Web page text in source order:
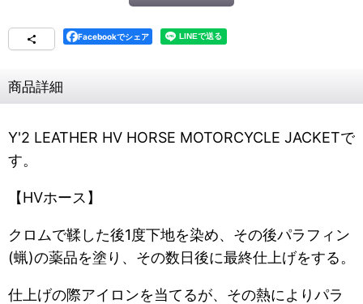
Facebookでシェア
商品詳細
Y'2 LEATHER HV HORSE MOTORCYCLE JACKETで
す。
【HVホース】
クロムで鞣した後1度下地を染め、その後パラフィン
(蝋)の薬品を塗り、その数日後に最終仕上げをする。
仕上げの際アイロンを当てるが、その熱によりパラ